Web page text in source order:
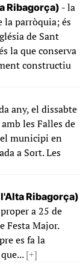
Ribagorça) - la
la parròquia; és
de Sant
la que conserva
constructiu
any, el dissabte
les Falles de
municipi en
a Sort. Les
Ribagorça)
a 25 de
Festa Major.
es fa la
[+]